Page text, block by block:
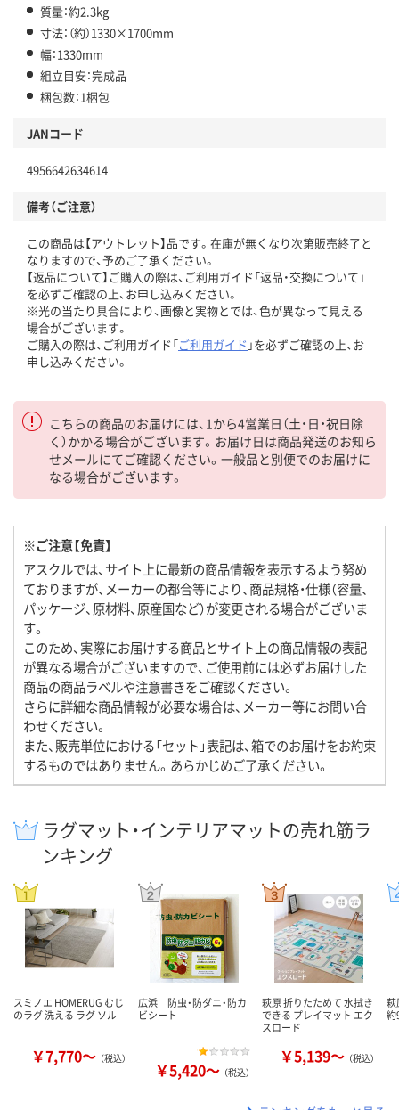
質量：約2.3kg
寸法：（約）1330×1700mm
幅：1330mm
組立目安：完成品
梱包数：1梱包
JANコード
4956642634614
備考（ご注意）
この商品は【アウトレット】品です。在庫が無くなり次第販売終了と
なりますので、予めご了承ください。
【返品について】ご購入の際は、ご利用ガイド「返品・交換について」
を必ずご確認の上、お申し込みください。
※光の当たり具合により、画像と実物とでは、色が異なって見える
場合がございます。
ご購入の際は、ご利用ガイド「ご利用ガイド 」を必ずご確認の上、お
申し込みください。
こちらの商品のお届けには、1から4営業日（土・日・祝日除
く）かかる場合がございます。お届け日は商品発送のお知ら
せメールにてご確認ください。一般品と別便でのお届けに
なる場合がございます。
※ご注意【免責】
アスクルでは、サイト上に最新の商品情報を表示するよう努め
ておりますが、メーカーの都合等により、商品規格・仕様（容量、
パッケージ、原材料、原産国など）が変更される場合がございま
す。
このため、実際にお届けする商品とサイト上の商品情報の表記
が異なる場合がございますので、ご使用前には必ずお届けした
商品の商品ラベルや注意書きをご確認ください。
さらに詳細な商品情報が必要な場合は、メーカー等にお問い合
わせください。
また、販売単位における「セット」表記は、箱でのお届けをお約束
するものではありません。あらかじめご了承ください。
ラグマット・インテリアマットの売れ筋ラ
ンキング
スミノエ HOMERUG むじ
のラグ 洗える ラグ ソル
￥7,770～ （税込）
広浜 防虫・防ダニ・防カ
ビシート
￥5,420～ （税込）
萩原 折りたためて 水拭き
できる プレイマット エク
スロード
￥5,139～ （税込）
萩